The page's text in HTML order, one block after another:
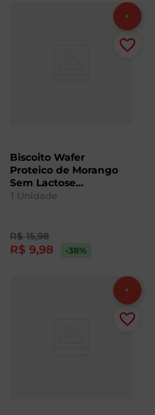
Biscoito Wafer
Proteico de Morango
Sem Lactose
Lowçucar 35g
1 Unidade
R$ 15,98
R$ 9,98 -38%